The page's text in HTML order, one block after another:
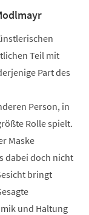
Teil mit
Part des
Person, in
Rolle spielt.
Maske
dabei doch nicht
bringt
und Haltung